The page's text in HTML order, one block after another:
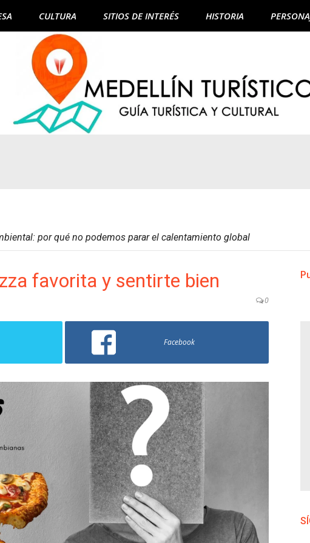
CULTURA SITIOS DE INTERÉS HISTORIA
por qué no podemos parar el calentamiento global
favorita y sentirte bien
0
Facebook